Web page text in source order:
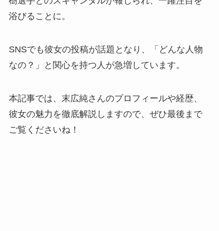
浴びることに。
SNSでも彼女の投稿が話題となり、「どんな人物
なの？」と関心を持つ人が急増しています。
本記事では、末広純さんのプロフィールや経歴、
彼女の魅力を徹底解説しますので、ぜひ最後まで
ご覧くださいね！